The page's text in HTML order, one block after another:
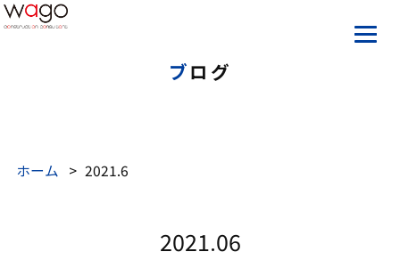
ブログ
ホーム 2021.6
2021.06